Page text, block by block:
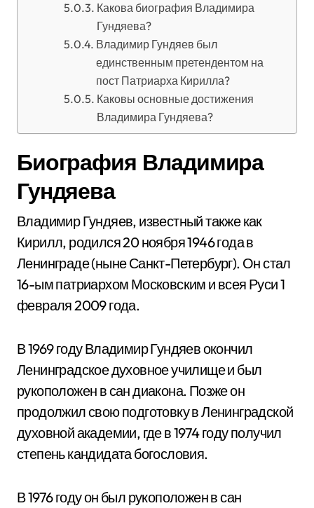
Какова биография Владимира
Гундяева?
Владимир Гундяев был
единственным претендентом на
пост Патриарха Кирилла?
Каковы основные достижения
Владимира Гундяева?
Биография Владимира
Гундяева
Владимир Гундяев, известный также как
Кирилл, родился 20 ноября 1946 года в
Ленинграде (ныне Санкт-Петербург). Он стал
16-ым патриархом Московским и всея Руси 1
февраля 2009 года.
В 1969 году Владимир Гундяев окончил
Ленинградское духовное училище и был
рукоположен в сан диакона. Позже он
продолжил свою подготовку в Ленинградской
духовной академии, где в 1974 году получил
степень кандидата богословия.
В 1976 году он был рукоположен в сан